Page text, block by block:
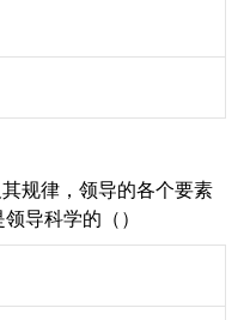
规律，领导的各个要素
导科学的（）